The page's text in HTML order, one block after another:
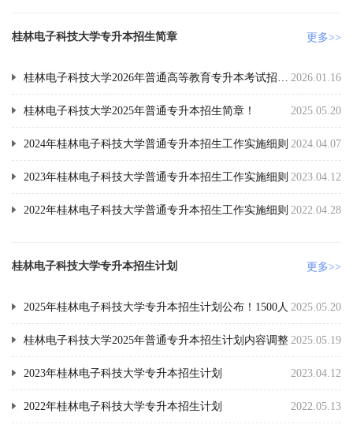
桂林电子科技大学专升本招生简章 更多>>
2026.01.16
桂林电子科技大学2025年普通专升本招生简章！ 2025.05.20
2024年桂林电子科技大学普通专升本招生工作实施细则 2024.04.07
2023年桂林电子科技大学普通专升本招生工作实施细则 2023.04.12
2022年桂林电子科技大学普通专升本招生工作实施细则 2022.04.28
桂林电子科技大学专升本招生计划 更多>>
2025年桂林电子科技大学专升本招生计划公布！1500人 2025.05.20
桂林电子科技大学2025年普通专升本招生计划内容调整 2025.05.19
2023年桂林电子科技大学专升本招生计划 2023.04.12
2022年桂林电子科技大学专升本招生计划 2022.05.13